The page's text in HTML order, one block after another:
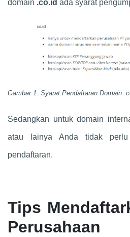
domain .co.id ada syarat
Gambar 1. Syarat Pendaftaran Domain
Sedangkan untuk domain
atau lainya Anda tidak perlu
pendaftaran.
Tips
Perusahaan